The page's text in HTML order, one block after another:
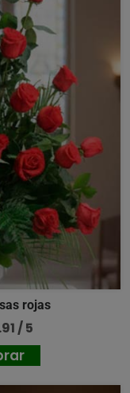
rojas
/ 5